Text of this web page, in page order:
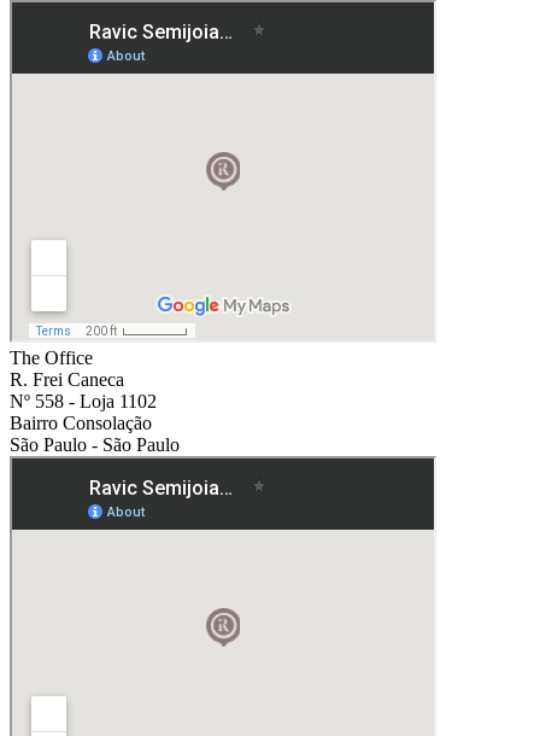
The Office
R. Frei Caneca
Nº 558 - Loja 1102
Bairro Consolação
São Paulo - São Paulo